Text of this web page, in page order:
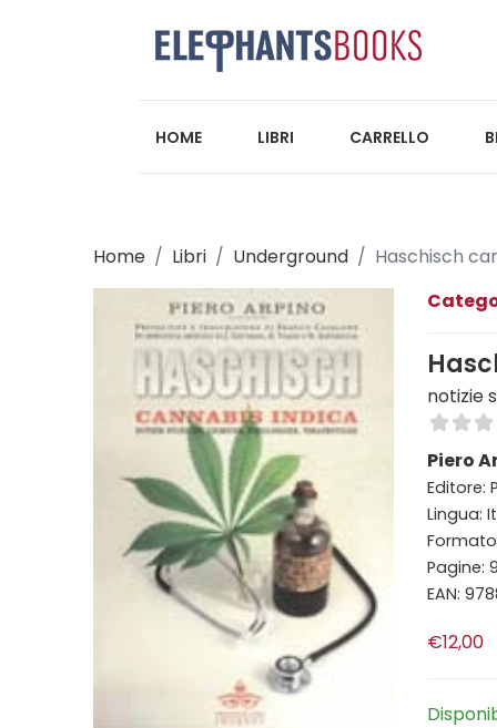
HOME LIBRI CARRELLO
Home Libri Underground
Haschisch
notizie
Piero
Editore:
Lingua:
Pagine:
EAN:
€12,00